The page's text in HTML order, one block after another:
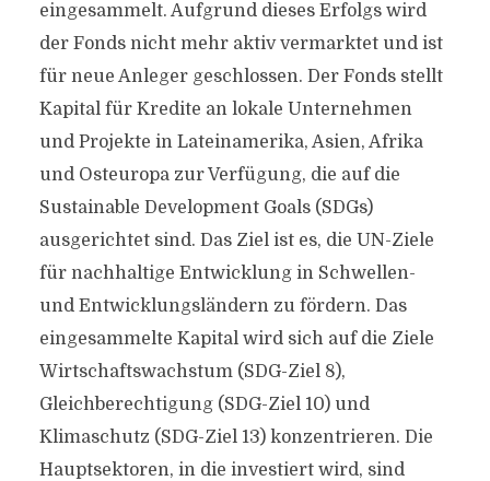
eingesammelt. Aufgrund dieses Erfolgs wird
der Fonds nicht mehr aktiv vermarktet und ist
für neue Anleger geschlossen. Der Fonds stellt
Kapital für Kredite an lokale Unternehmen
und Projekte in Lateinamerika, Asien, Afrika
und Osteuropa zur Verfügung, die auf die
Sustainable Development Goals (SDGs)
ausgerichtet sind. Das Ziel ist es, die UN-Ziele
für nachhaltige Entwicklung in Schwellen-
und Entwicklungsländern zu fördern. Das
eingesammelte Kapital wird sich auf die Ziele
Wirtschaftswachstum (SDG-Ziel 8),
Gleichberechtigung (SDG-Ziel 10) und
Klimaschutz (SDG-Ziel 13) konzentrieren. Die
Hauptsektoren, in die investiert wird, sind